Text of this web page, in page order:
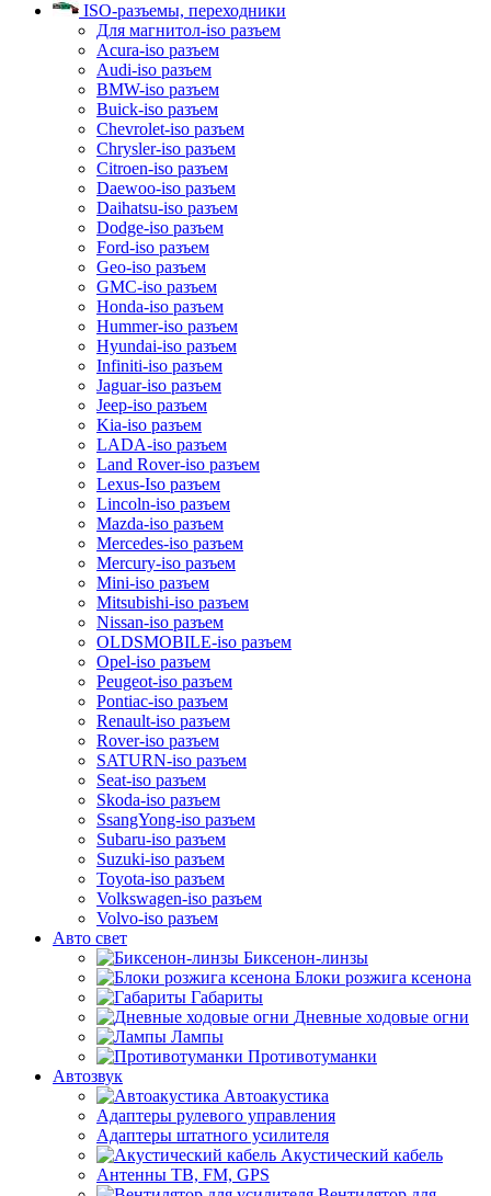
ISO-разъемы, переходники
Для магнитол-iso разъем
Acura-iso разъем
Audi-iso разъем
BMW-iso разъем
Buick-iso разъем
Chevrolet-iso разъем
Chrysler-iso разъем
Citroen-iso разъем
Daewoo-iso разъем
Daihatsu-iso разъем
Dodge-iso разъем
Ford-iso разъем
Geo-iso разъем
GMC-iso разъем
Honda-iso разъем
Hummer-iso разъем
Hyundai-iso разъем
Infiniti-iso разъем
Jaguar-iso разъем
Jeep-iso разъем
Kia-iso разъем
LADA-iso разъем
Land Rover-iso разъем
Lexus-Iso разъем
Lincoln-iso разъем
Mazda-iso разъем
Mercedes-iso разъем
Mercury-iso разъем
Mini-iso разъем
Mitsubishi-iso разъем
Nissan-iso разъем
OLDSMOBILE-iso разъем
Opel-iso разъем
Peugeot-iso разъем
Pontiac-iso разъем
Renault-iso разъем
Rover-iso разъем
SATURN-iso разъем
Seat-iso разъем
Skoda-iso разъем
SsangYong-iso разъем
Subaru-iso разъем
Suzuki-iso разъем
Toyota-iso разъем
Volkswagen-iso разъем
Volvo-iso разъем
Авто свет
Биксенон-линзы
Блоки розжига ксенона
Габариты
Дневные ходовые огни
Лампы
Противотуманки
Автозвук
Автоакустика
Адаптеры рулевого управления
Адаптеры штатного усилителя
Акустический кабель
Антенны ТВ, FM, GPS